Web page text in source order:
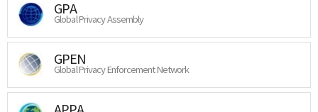
GPA
Global Privacy Assembly
GPEN
Global Privacy Enforcement Network